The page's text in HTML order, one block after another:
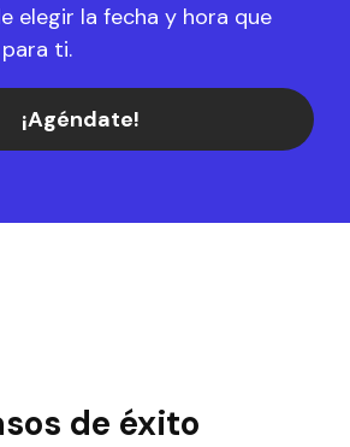
elegir la fecha y hora que
ti.
¡Agéndate!
de éxito